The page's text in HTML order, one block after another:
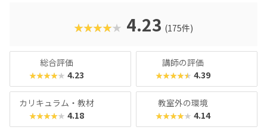
おきたい」方におすすめのスクールといえます。また、いず
れもヒューマンオリジナルの教材で学べるので、高クオリテ
★★★★★ 4.23 (175件)
総合評価
★★★★★ 4.23
講師の評価
★★★★★ 4.39
カリキュラム・教材
★★★★★ 4.18
教室外の環境
★★★★★ 4.14